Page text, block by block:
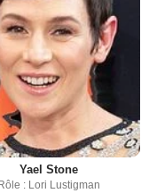
Yael Stone
Rôle : Lori Lustigman